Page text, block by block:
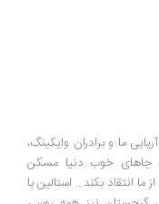
برادران وایکینگ،
خوب دنیا مسکن
بکند... استالین با